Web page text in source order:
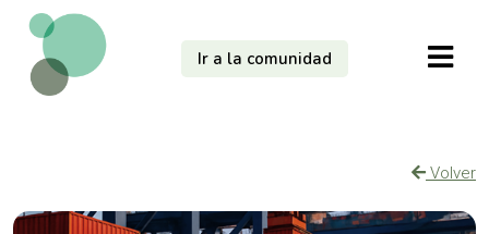
Ir a la comunidad
Volver